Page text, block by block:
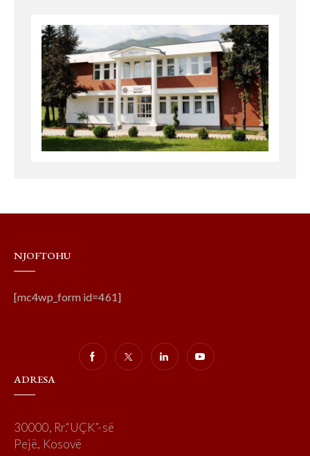
NJOFTOHU
[mc4wp_form id=461]
ADRESA
30000, Rr.“UÇK”-së
Pejë, Kosovë